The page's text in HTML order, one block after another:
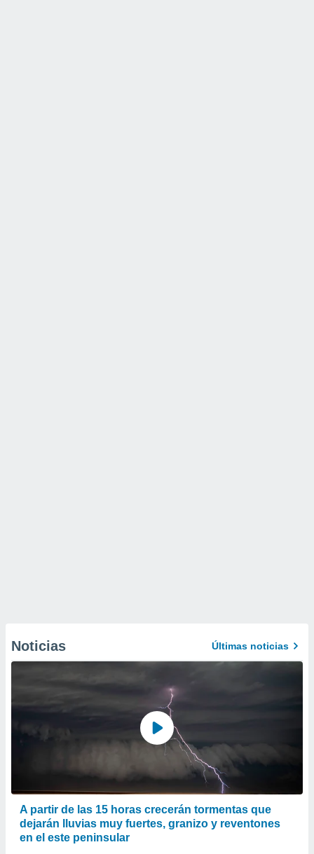
Noticias Últimas noticias
A partir de las 15 horas crecerán tormentas que
dejarán lluvias muy fuertes, granizo y reventones
en el este peninsular